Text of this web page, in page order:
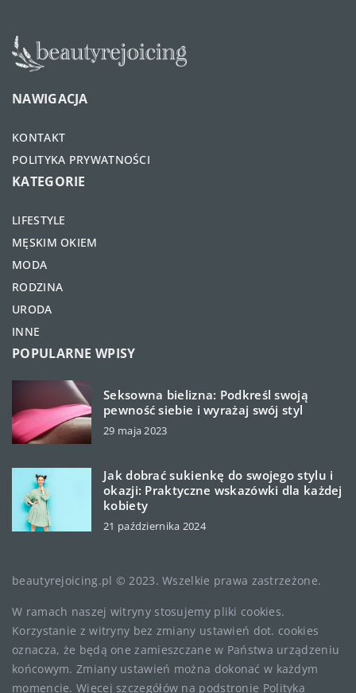
NAWIGACJA
KONTAKT
POLITYKA PRYWATNOŚCI
KATEGORIE
LIFESTYLE
MĘSKIM OKIEM
MODA
RODZINA
URODA
INNE
POPULARNE WPISY
Seksowna bielizna: Podkreśl swoją
pewność siebie i wyrażaj swój styl
29 maja 2023
Jak dobrać sukienkę do swojego stylu i
okazji: Praktyczne wskazówki dla każdej
kobiety
21 października 2024
beautyrejoicing.pl © 2023. Wszelkie prawa zastrzeżone.
W ramach naszej witryny stosujemy pliki cookies.
Korzystanie z witryny bez zmiany ustawień dot. cookies
oznacza, że będą one zamieszczane w Państwa urządzeniu
końcowym. Zmiany ustawień można dokonać w każdym
momencie. Więcej szczegółów na podstronie Polityka